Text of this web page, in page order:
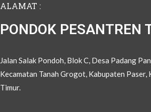
ALAMAT :
PONDOK PESANTREN
Jalan Salak Pondoh, Blok C, Desa Padang
Kecamatan Tanah Grogot, Kabupaten Paser,
Timur.